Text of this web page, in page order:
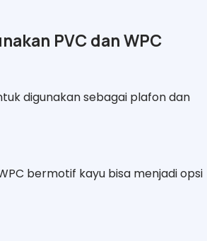
PVC dan WPC
digunakan sebagai plafon dan
bermotif kayu bisa menjadi opsi